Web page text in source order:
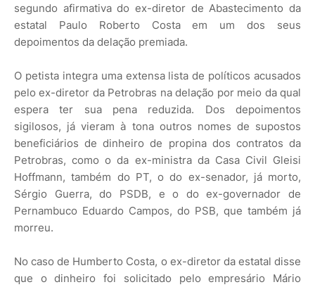
segundo afirmativa do ex-diretor de Abastecimento da
estatal Paulo Roberto Costa em um dos seus
depoimentos da delação premiada.
O petista integra uma extensa lista de políticos acusados
pelo ex-diretor da Petrobras na delação por meio da qual
espera ter sua pena reduzida. Dos depoimentos
sigilosos, já vieram à tona outros nomes de supostos
beneficiários de dinheiro de propina dos contratos da
Petrobras, como o da ex-ministra da Casa Civil Gleisi
Hoffmann, também do PT, o do ex-senador, já morto,
Sérgio Guerra, do PSDB, e o do ex-governador de
Pernambuco Eduardo Campos, do PSB, que também já
morreu.
No caso de Humberto Costa, o ex-diretor da estatal disse
que o dinheiro foi solicitado pelo empresário Mário